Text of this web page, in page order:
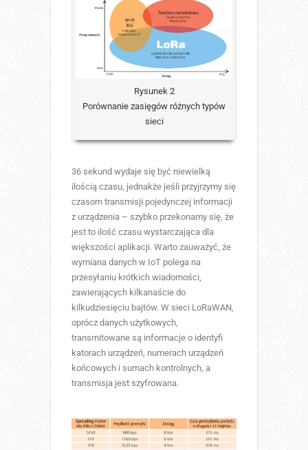
Rysunek 2
Porównanie zasięgów różnych typów
sieci
36 sekund wydaje się być niewielką
ilością czasu, jednakże jeśli przyjrzymy się
czasom transmisji pojedynczej informacji
z urządzenia – szybko przekonamy się, że
jest to ilość czasu wystarczająca dla
większości aplikacji. Warto zauważyć, że
wymiana danych w IoT polega na
przesyłaniu krótkich wiadomości,
zawierających kilkanaście do
kilkudziesięciu bajtów. W sieci LoRaWAN,
oprócz danych użytkowych,
transmitowane są informacje o identyfi
katorach urządzeń, numerach urządzeń
końcowych i sumach kontrolnych, a
transmisja jest szyfrowana.